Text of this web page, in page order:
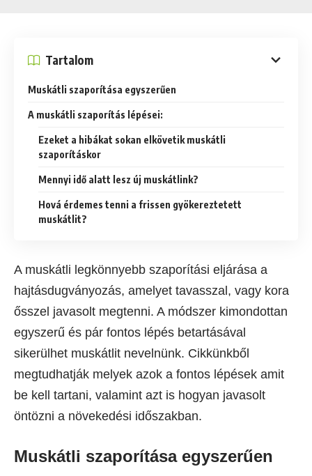
Tartalom
Muskátli szaporítása egyszerűen
A muskátli szaporítás lépései:
Ezeket a hibákat sokan elkövetik muskátli
szaporításkor
Mennyi idő alatt lesz új muskátlink?
Hová érdemes tenni a frissen gyökereztetett
muskátlit?
A muskátli legkönnyebb szaporítási eljárása a
hajtásdugványozás, amelyet tavasszal, vagy kora
ősszel javasolt megtenni. A módszer kimondottan
egyszerű és pár fontos lépés betartásával
sikerülhet muskátlit nevelnünk. Cikkünkből
megtudhatják melyek azok a fontos lépések amit
be kell tartani, valamint azt is hogyan javasolt
öntözni a növekedési időszakban.
Muskátli szaporítása egyszerűen